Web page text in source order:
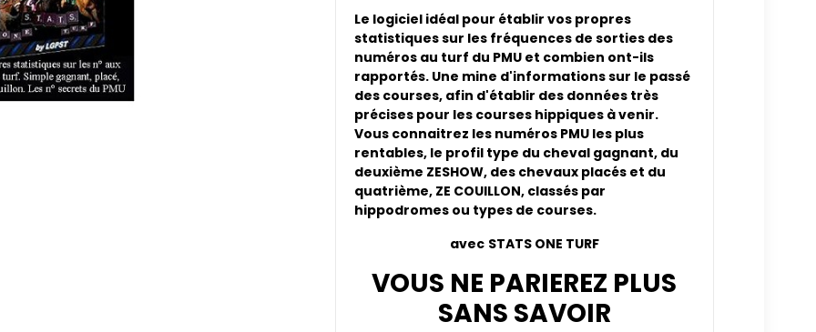
Le logiciel idéal pour établir vos propres
statistiques sur les fréquences de sorties des
numéros au turf du PMU et combien ont-ils
rapportés. Une mine d'informations sur le passé
des courses, afin d'établir des données très
précises pour les courses hippiques à venir.
Vous connaitrez les numéros PMU les plus
rentables, le profil type du cheval gagnant, du
deuxième ZESHOW, des chevaux placés et du
quatrième, ZE COUILLON, classés par
hippodromes ou types de courses.
avec STATS ONE TURF
VOUS NE PARIEREZ PLUS
SANS SAVOIR